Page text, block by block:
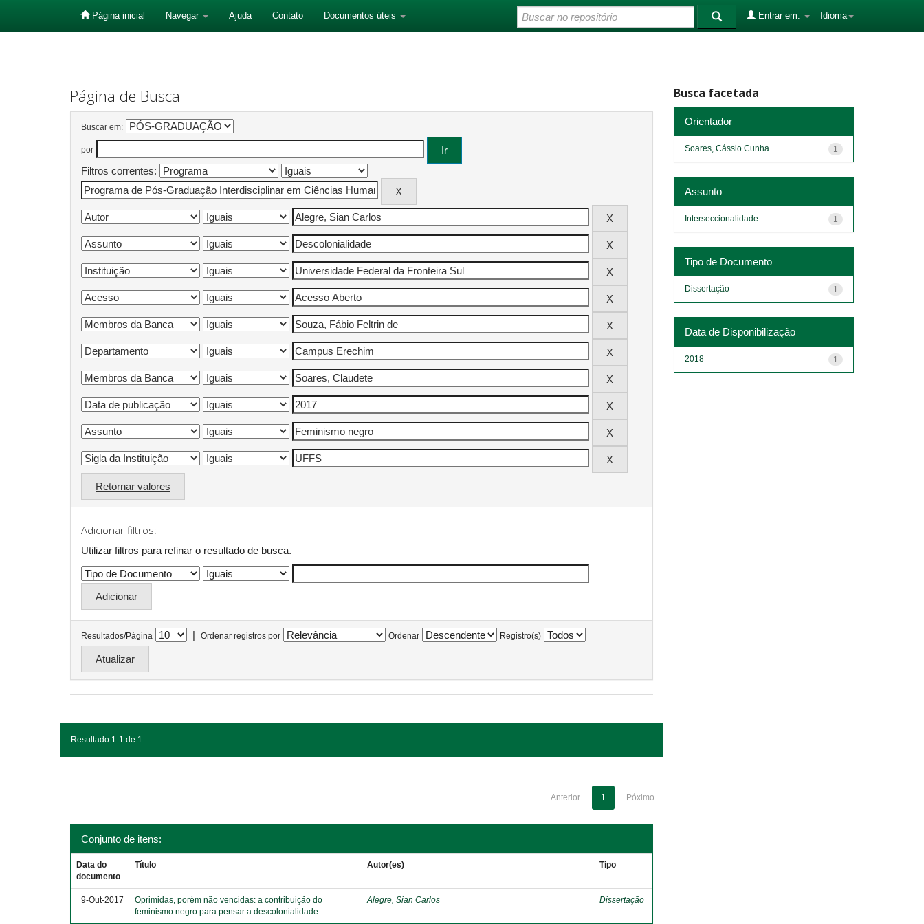
Página inicial Navegar Ajuda Contato Documentos úteis Idioma
Entrar em:
Página de Busca
Buscar em:
por
Filtros correntes:
Retornar valores
Adicionar filtros:
Utilizar filtros para refinar o resultado de busca.
Resultados/Página | Ordenar registros por Ordenar Registro(s)
Resultado 1-1 de 1.
Anterior 1 Póximo
Conjunto de itens:
Data do
documento
Título Autor(es) Tipo
9-Out-2017
Oprimidas, porém não vencidas: a contribuição do
feminismo negro para pensar a descolonialidade
Alegre, Sian Carlos Dissertação
Busca facetada
Orientador
1
Soares, Cássio Cunha
Assunto
1
Interseccionalidade
Tipo de Documento
1
Dissertação
Data de Disponibilização
1
2018